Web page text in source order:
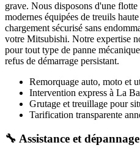
grave. Nous disposons d'une flotte
modernes équipées de treuils
chargement sécurisé sans
votre Mitsubishi. Notre expertise
pour tout type de panne
refus de démarrage persistant.
Remorquage auto, moto et
Intervention express à La
Grutage et treuillage pour
Tarification transparente
🔧 Assistance et